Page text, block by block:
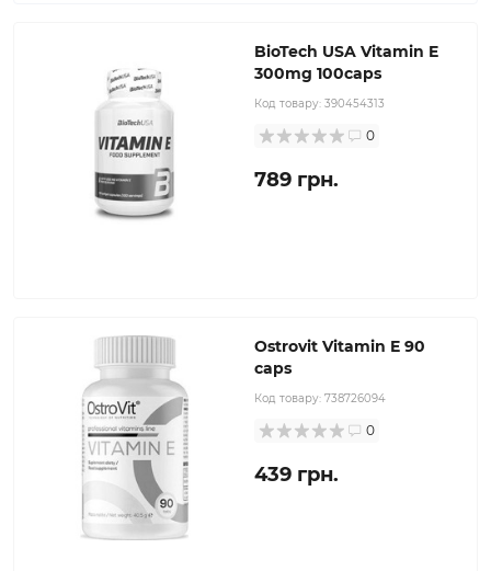
BioTech USA Vitamin E
300mg 100caps
Код товару: 390454313
0
789 грн.
Ostrovit Vitamin E 90
caps
Код товару: 738726094
0
439 грн.